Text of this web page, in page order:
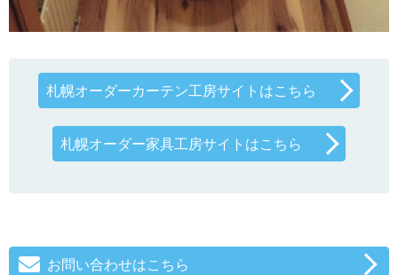
札幌オーダーカーテン工房サイトはこちら
札幌オーダー家具工房サイトはこちら
お問い合わせはこちら